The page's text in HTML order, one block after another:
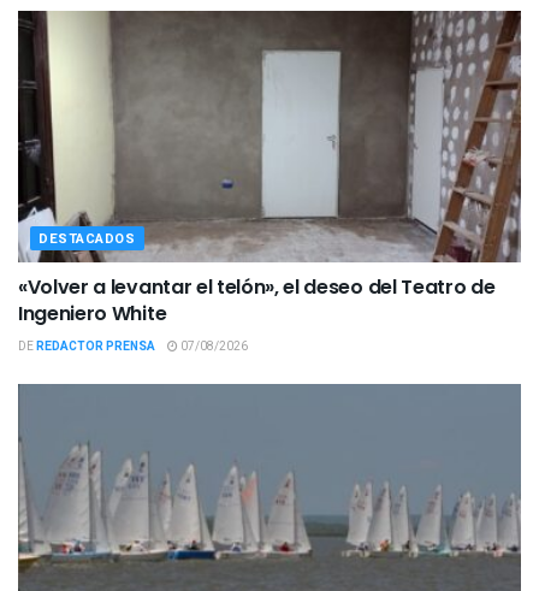
DESTACADOS
«Volver a levantar el telón», el deseo del Teatro de
Ingeniero White
DEREDACTOR PRENSA 07/08/2026